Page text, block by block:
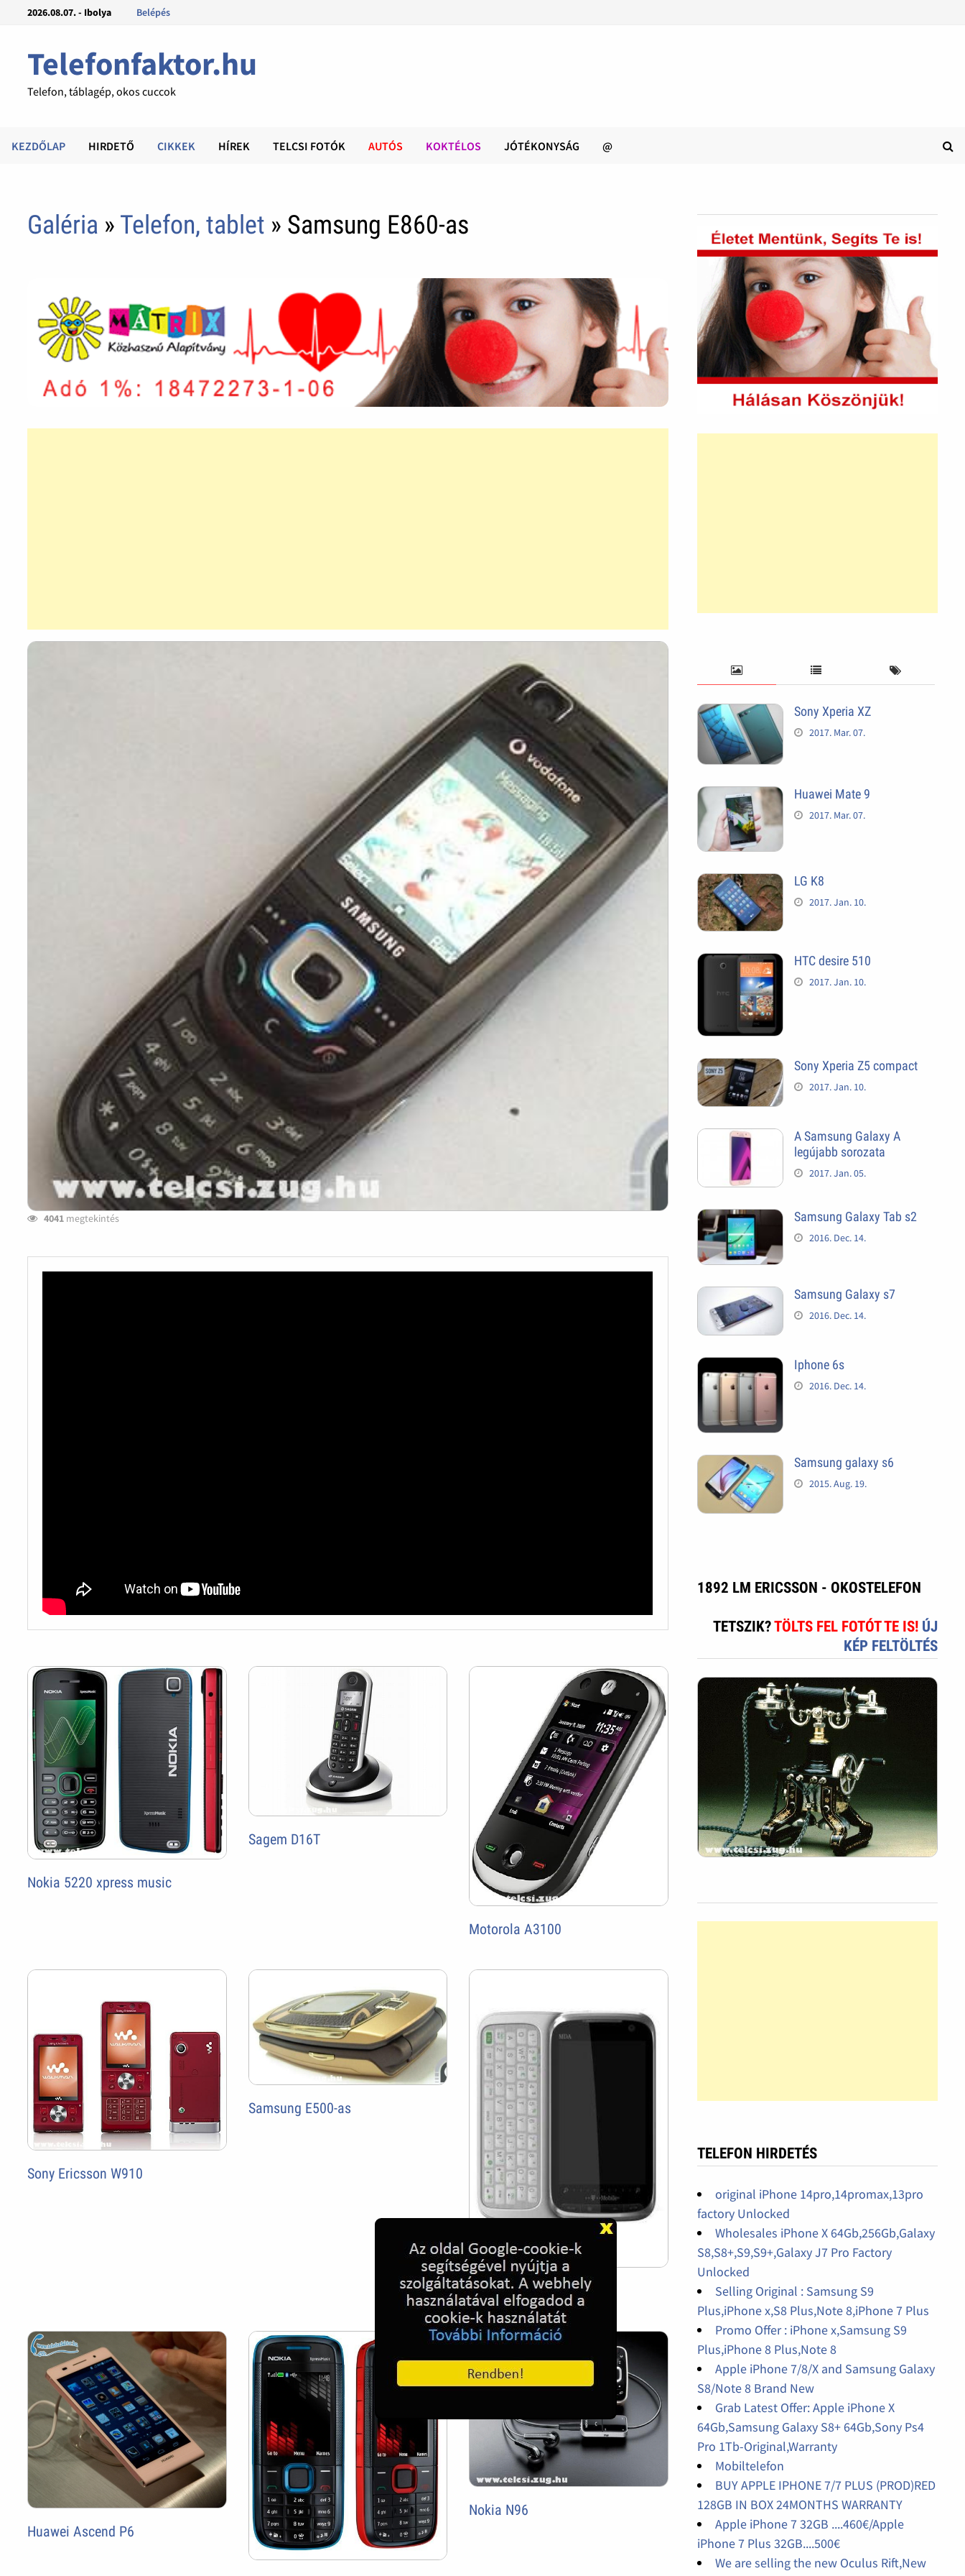
2026.08.07. - Ibolya Belépés
Telefonfaktor.hu
Telefon, táblagép, okos cuccok
KEZDŐLAP HIRDETŐ CIKKEK HÍREK TELCSI FOTÓK AUTÓS KOKTÉLOS JÓTÉKONYSÁG @
Galéria » Telefon, tablet » Samsung E860-as
4041 megtekintés
Nokia 5220 xpress music
Sagem D16T
Motorola A3100
Sony Ericsson W910
Samsung E500-as
HTC Rhodium
Huawei Ascend P6
Nokia N96
Sony Xperia XZ
2017. Mar. 07.
Huawei Mate 9
2017. Mar. 07.
LG K8
2017. Jan. 10.
HTC desire 510
2017. Jan. 10.
Sony Xperia Z5 compact
2017. Jan. 10.
A Samsung Galaxy A
legújabb sorozata
2017. Jan. 05.
Samsung Galaxy Tab s2
2016. Dec. 14.
Samsung Galaxy s7
2016. Dec. 14.
Iphone 6s
2016. Dec. 14.
Samsung galaxy s6
2015. Aug. 19.
1892 LM ERICSSON - OKOSTELEFON
TETSZIK?TÖLTS FEL FOTÓT TE IS! ÚJ
KÉP FELTÖLTÉS
TELEFON HIRDETÉS
original iPhone 14pro,14promax,13pro
factory Unlocked
Wholesales iPhone X 64Gb,256Gb,Galaxy
S8,S8+,S9,S9+,Galaxy J7 Pro Factory
Unlocked
Selling Original : Samsung S9
Plus,iPhone x,S8 Plus,Note 8,iPhone 7 Plus
Promo Offer : iPhone x,Samsung S9
Plus,iPhone 8 Plus,Note 8
Apple iPhone 7/8/X and Samsung Galaxy
S8/Note 8 Brand New
Grab Latest Offer: Apple iPhone X
64Gb,Samsung Galaxy S8+ 64Gb,Sony Ps4
Pro 1Tb-Original,Warranty
Mobiltelefon
BUY APPLE IPHONE 7/7 PLUS (PROD)RED
128GB IN BOX 24MONTHS WARRANTY
Apple iPhone 7 32GB ....460€/Apple
iPhone 7 Plus 32GB....500€
We are selling the new Oculus Rift,New